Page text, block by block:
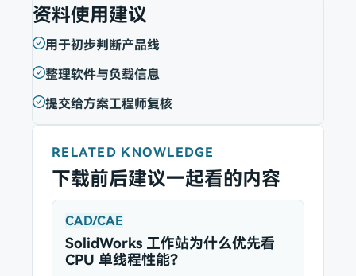
资料使用建议
用于初步判断产品线
整理软件与负载信息
提交给方案工程师复核
RELATED KNOWLEDGE
下载前后建议一起看的内容
CAD/CAE
SolidWorks 工作站为什么优先看
CPU 单线程性能？